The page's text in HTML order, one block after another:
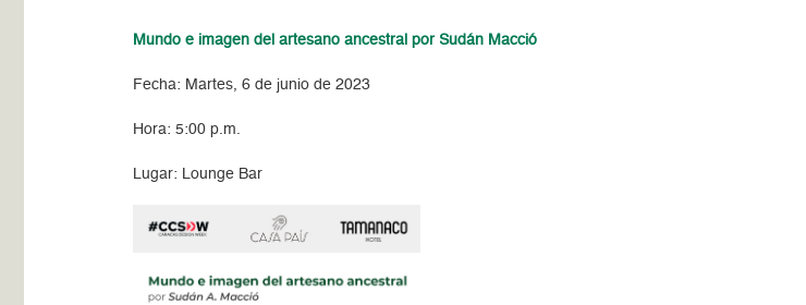
Mundo e imagen del artesano ancestral por Sudán Macció
Fecha: Martes, 6 de junio de 2023
Hora: 5:00 p.m.
Lugar: Lounge Bar